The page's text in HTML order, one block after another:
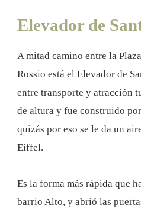
Elevador de
A mitad camino entre la
Rossio está el Elevador de
entre transporte y atracción
de altura y fue construido
quizás por eso se le da un
Eiffel.
Es la forma más rápida que
barrio Alto, y abrió las